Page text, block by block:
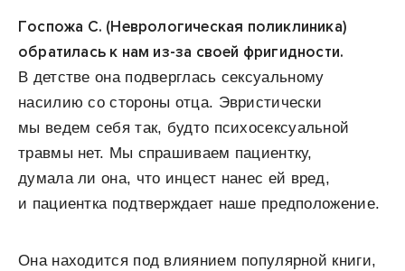
Госпожа С. (Неврологическая поликлиника)
обратилась к нам из-за своей фригидности.
В детстве она подверглась сексуальному
насилию со стороны отца. Эвристически
мы ведем себя так, будто психосексуальной
травмы нет. Мы спрашиваем пациентку,
думала ли она, что инцест нанес ей вред,
и пациентка подтверждает наше предположение.
Она находится под влиянием популярной книги,